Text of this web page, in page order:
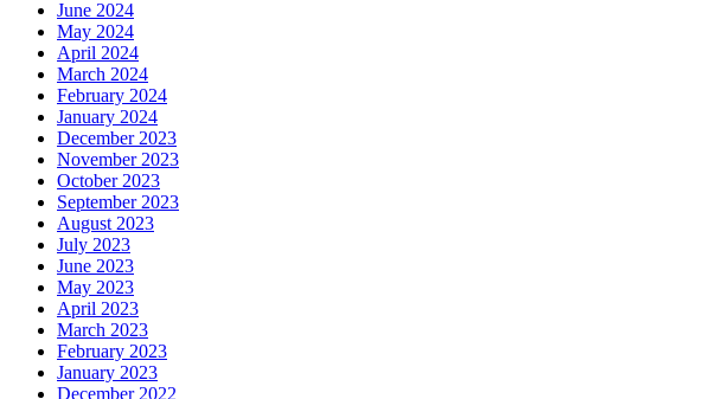
June 2024
May 2024
April 2024
March 2024
February 2024
January 2024
December 2023
November 2023
October 2023
September 2023
August 2023
July 2023
June 2023
May 2023
April 2023
March 2023
February 2023
January 2023
December 2022